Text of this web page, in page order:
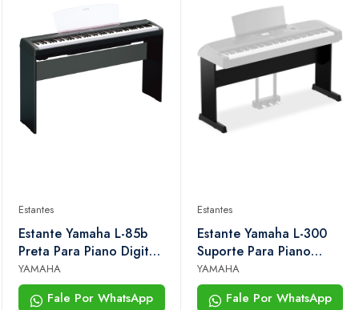
Estantes
Estante Yamaha L-85b
Preta Para Piano Digital
P-45, P-115, P-105 e
Série p
YAMAHA
Fale Por WhatsApp
Estantes
Estante Yamaha L-300
Suporte Para Piano
Digital P-s500 e Dgx-
670 - Preta
YAMAHA
Fale Por WhatsApp